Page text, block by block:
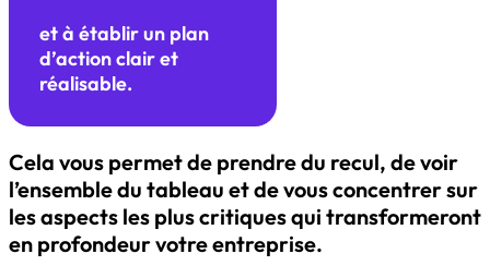
et à établir un plan
d’action clair et
réalisable.
Cela vous permet de prendre du recul, de voir
l’ensemble du tableau et de vous concentrer sur
les aspects les plus critiques qui transformeront
en profondeur votre entreprise.